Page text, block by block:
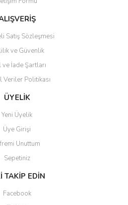
daha pahalı.
olmalı.
Gönder
Satış Sözleşmesi
ve Güvenlik
ve İade Şartları
Veriler Politikası
ÜYELİK
Yeni Üyelik
Üye Girişi
Unuttum
Sepetiniz
TAKİP EDİN
Facebook